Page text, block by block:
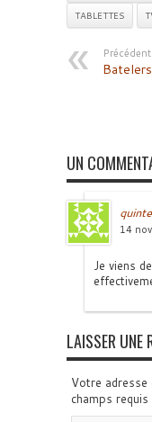
TABLETTES
UN
quinte
14
Je viens
LAISSER UNE
Votre adresse
champs